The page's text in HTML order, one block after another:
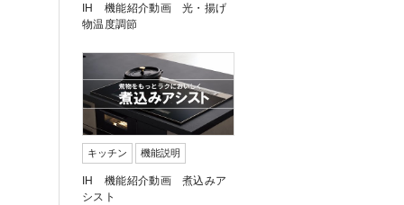
IH 機能紹介動画 光・揚げ
物温度調節
キッチン 機能説明
IH 機能紹介動画 煮込みア
シスト